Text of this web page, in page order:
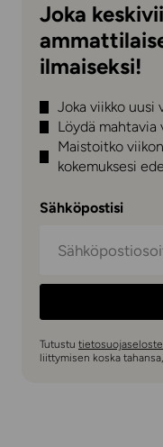
Joka
ilmaiseksi!
Joka viikko uusi
Löydä mahtavia
Maistoitko
kokemuksesi
Sähköpostisi
Tutustu
liittymisen koska